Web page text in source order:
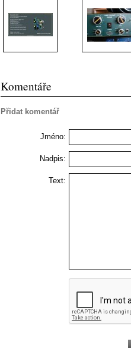
Komentáře
Přidat komentář
Jméno:
Nadpis:
Text: